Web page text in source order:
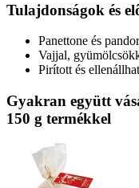
Tulajdonságok és
Panettone és
Vajjal,
Pirított és
Gyakran együtt
150 g termékkel